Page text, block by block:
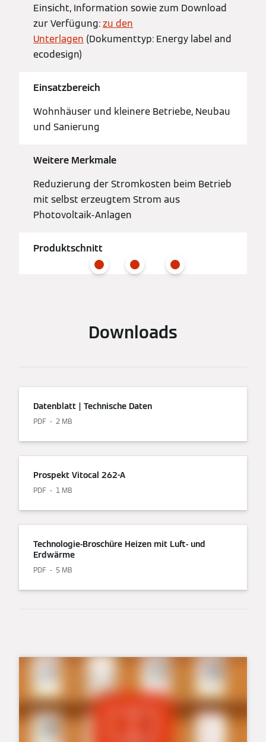
Einsicht, Information sowie zum Download
zur Verfügung:zu den
Unterlagen (Dokumenttyp: Energy label and
ecodesign)
Einsatzbereich
Wohnhäuser und kleinere Betriebe, Neubau
und Sanierung
Weitere Merkmale
Reduzierung der Stromkosten beim Betrieb
mit selbst erzeugtem Strom aus
Photovoltaik-Anlagen
Produktschnitt
Downloads
Datenblatt | Technische Daten
PDF 2 MB
Prospekt Vitocal 262-A
PDF 1 MB
Technologie-Broschüre Heizen mit Luft- und
Erdwärme
PDF 5 MB